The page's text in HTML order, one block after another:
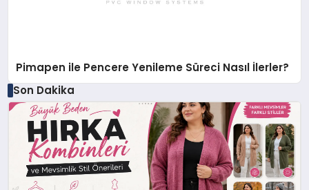
Pimapen ile Pencere Yenileme Süreci Nasıl İlerler?
Son Dakika